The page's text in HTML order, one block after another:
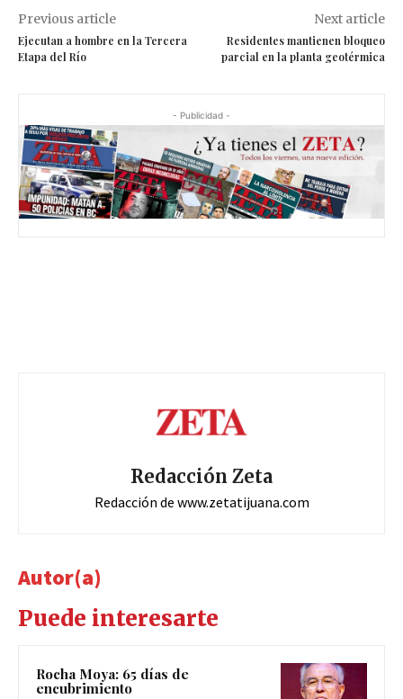
Previous article
Ejecutan a hombre en la Tercera
Etapa del Río
Next article
Residentes mantienen bloqueo
parcial en la planta geotérmica
- Publicidad -
Redacción Zeta
Redacción de www.zetatijuana.com
Autor(a)
Puede interesarte
Rocha Moya: 65 días de
encubrimiento